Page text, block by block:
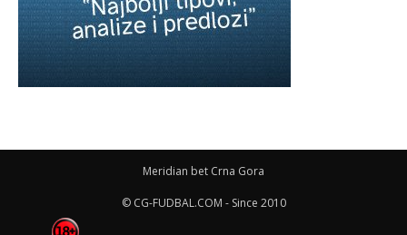
Meridian bet Crna Gora
© CG-FUDBAL.COM - Since 2010